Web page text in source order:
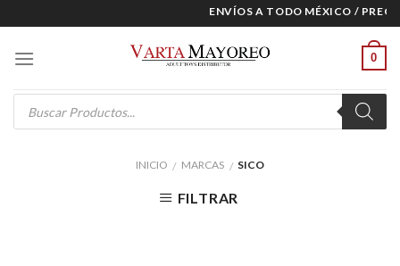
to
content
ENVÍOS A TODO MÉXICO /
0
Products
search
INICIO / MARCAS / SICO
FILTRAR